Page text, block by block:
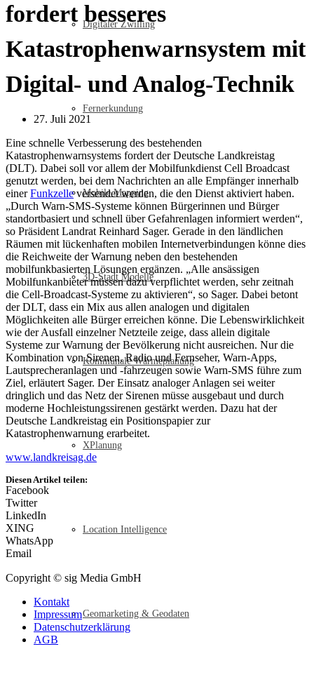
Digitaler Zwilling
Fernerkundung
Mobile Mapping
3D-Stadt Modelle
Kommunale Wärmeplanung
XPlanung
Location Intelligence
Geomarketing & Geodaten
fordert besseres
Katastrophenwarnsystem mit
Digital- und Analog-Technik
27. Juli 2021
Eine schnelle Verbesserung des bestehenden
Katastrophenwarnsystems fordert der Deutsche Landkreistag
(DLT). Dabei soll vor allem der Mobilfunkdienst Cell Broadcast
genutzt werden, bei dem Nachrichten an alle Empfänger innerhalb
einerFunkzelleversendet werden, die den Dienst aktiviert haben.
„Durch Warn-SMS-Systeme können Bürgerinnen und Bürger
standortbasiert und schnell über Gefahrenlagen informiert werden“,
so Präsident Landrat Reinhard Sager. Gerade in den ländlichen
Räumen mit lückenhaften mobilen Internetverbindungen könne dies
die Reichweite der Warnung neben den bestehenden
mobilfunkbasierten Lösungen ergänzen. „Alle ansässigen
Mobilfunkanbieter müssen dazu verpflichtet werden, sehr zeitnah
die Cell-Broadcast-Systeme zu aktivieren“, so Sager. Dabei betont
der DLT, dass ein Mix aus allen analogen und digitalen
Möglichkeiten alle Bürger erreichen könne. Die Lebenswirklichkeit
wie der Ausfall einzelner Netzteile zeige, dass allein digitale
Systeme zur Warnung der Bevölkerung nicht ausreichen. Nur die
Kombination von Sirenen, Radio und Fernseher, Warn-Apps,
Lautsprecheranlagen und -fahrzeugen sowie Warn-SMS führe zum
Ziel, erläutert Sager. Der Einsatz analoger Anlagen sei weiter
dringlich und das Netz der Sirenen müsse ausgebaut und durch
moderne Hochleistungssirenen gestärkt werden. Dazu hat der
Deutsche Landkreistag ein Positionspapier zur
Katastrophenwarnung erarbeitet.
www.landkreisag.de
Diesen Artikel teilen:
Facebook
Twitter
LinkedIn
XING
WhatsApp
Email
Copyright © sig Media GmbH
Kontakt
Impressum
Datenschutzerklärung
AGB